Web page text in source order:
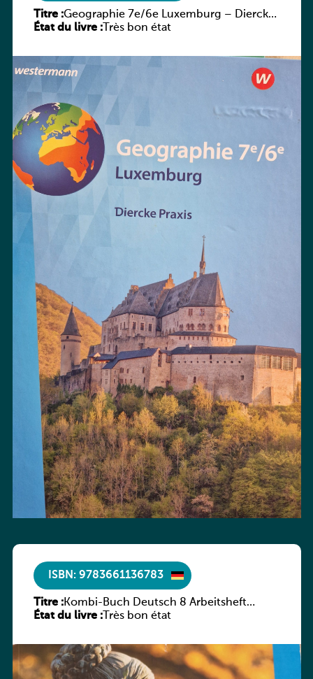
Titre :Geographie 7e/6e Luxemburg – Diercke
Praxis
État du livre :Très bon état
ISBN: 9783661136783
Titre :Kombi-Buch Deutsch 8 Arbeitsheft
(Neue Ausgabe Luxemburg)
État du livre :Très bon état